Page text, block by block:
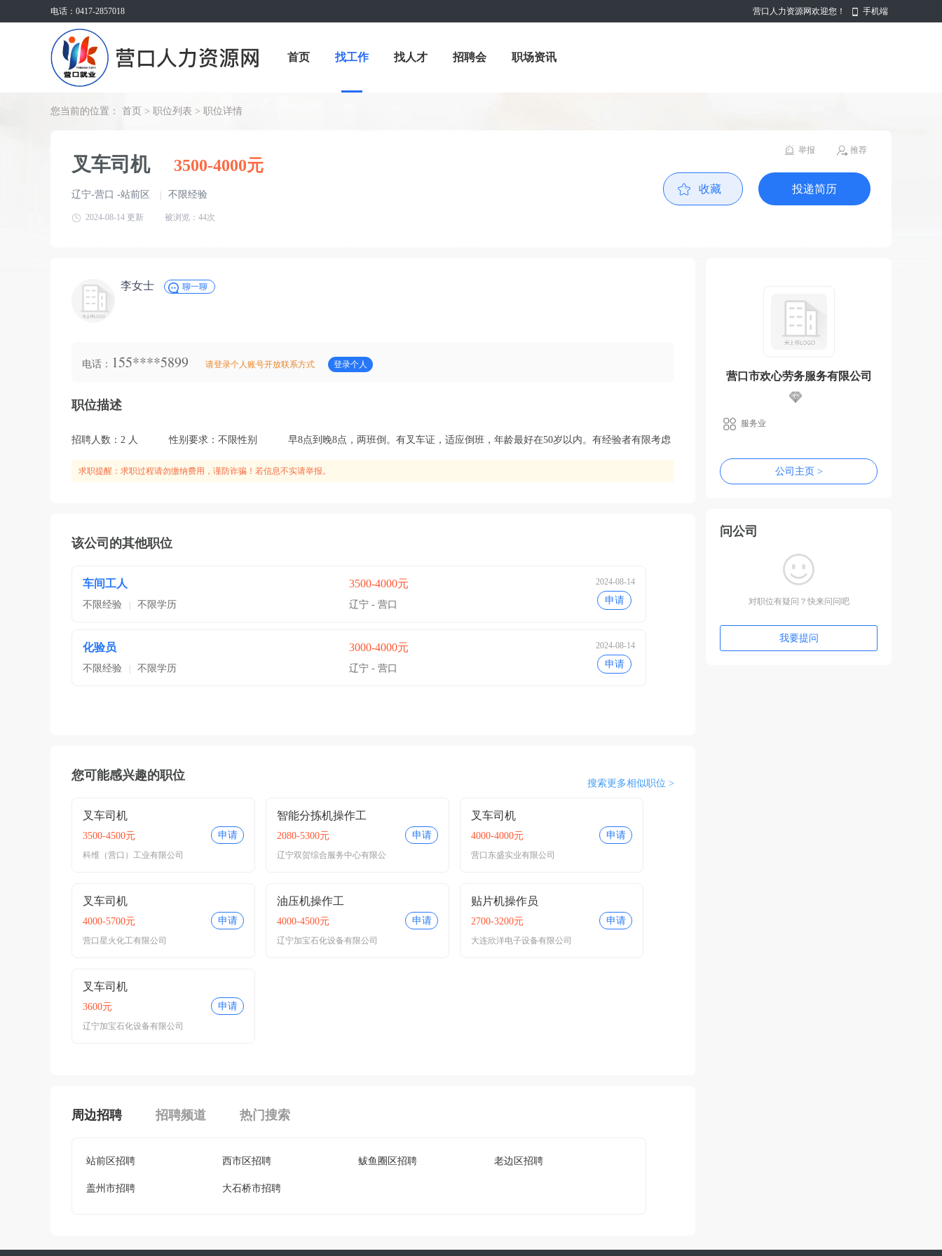
电话：0417-2857018 营口人力资源网欢迎您！ 手机端
首页 找工作 找人才 招聘会 职场资讯
您当前的位置： 首页 > 职位列表 > 职位详情
叉车司机 3500-4000元
辽宁-营口 -站前区 不限经验
2024-08-14 更新 被浏览： 44次
收藏 投递简历
推荐
举报
李女士 聊一聊
电话： 155****5899 请登录个人账号开放联系方式 登录个人
职位描述
招聘人数：2 人 性别要求：不限性别 早8点到晚8点，两班倒。有叉车证，适应倒班，年龄最好在50岁以内。有经验者有限考虑
求职提醒：求职过程请勿缴纳费用，谨防诈骗！若信息不实请举报。
该公司的其他职位
车间工人
不限经验 不限学历
3500-4000元
辽宁 - 营口
2024-08-14
申请
化验员
不限经验 不限学历
3000-4000元
辽宁 - 营口
2024-08-14
申请
您可能感兴趣的职位
搜索更多相似职位 >
叉车司机
3500-4500元
科维（营口）工业有限公司
申请
智能分拣机操作工
2080-5300元
辽宁双贺综合服务中心有限公
申请
叉车司机
4000-4000元
营口东盛实业有限公司
申请
叉车司机
4000-5700元
营口星火化工有限公司
申请
油压机操作工
4000-4500元
辽宁加宝石化设备有限公司
申请
贴片机操作员
2700-3200元
大连欣洋电子设备有限公司
申请
叉车司机
3600元
辽宁加宝石化设备有限公司
申请
周边招聘 招聘频道 热门搜索
站前区招聘 西市区招聘 鲅鱼圈区招聘 老边区招聘
盖州市招聘 大石桥市招聘
营口市欢心劳务服务有限公司
服务业
公司主页 >
问公司
对职位有疑问？快来问问吧
我要提问